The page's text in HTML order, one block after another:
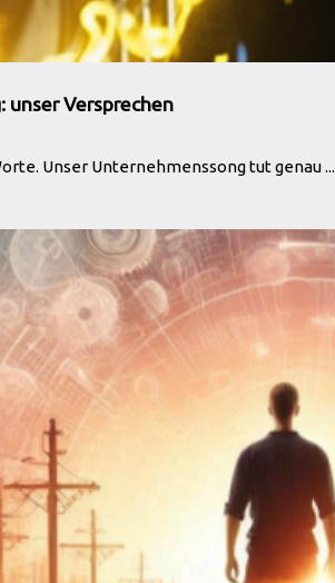
unser Versprechen
Unser Unternehmenssong tut genau ...